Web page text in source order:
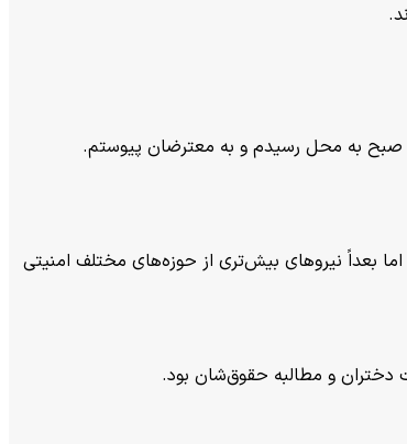
صبح به محل رسیدم و به معترضان پیوستم.
بعداً نیروهای بیش‌تری از حوزه‌های مختلف امنیتی
دختران و مطالبه حقوق‌شان بود.